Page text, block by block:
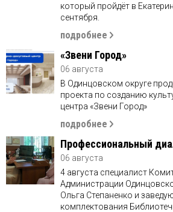
который пройдёт в
сентября.
подробнее
«Звени Город»
06 августа
В Одинцовском округе
проекта по созданию
центра «Звени Город»
подробнее
Профессиональный
06 августа
4 августа специалист
Администрации
Ольга Степаненко и
комплектования